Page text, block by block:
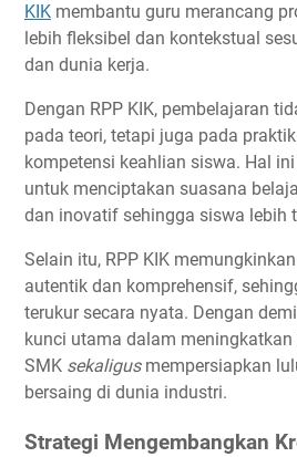
KIK membantu guru merancang
lebih fleksibel dan kontekstual
dan dunia kerja.
Dengan RPP KIK, pembelajaran
pada teori, tetapi juga pada
kompetensi keahlian siswa. Hal
untuk menciptakan suasana
dan inovatif sehingga siswa lebih
Selain itu, RPP KIK
autentik dan komprehensif,
terukur secara nyata. Dengan
kunci utama dalam
SMK sekaligusmempersiapkan
bersaing di dunia industri.
Strategi Mengembangkan